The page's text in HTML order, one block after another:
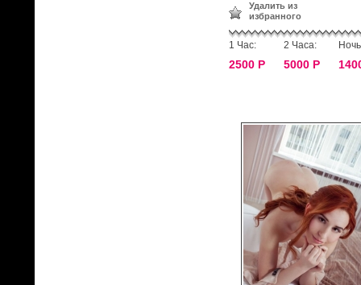
Удалить из
избранного
1 Час:
2500 Р
2 Часа:
5000 Р